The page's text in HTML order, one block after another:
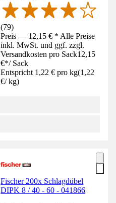
(79)
Preis — 12,15 € * Alle Preise
inkl. MwSt. und ggf. zzgl.
Versandkosten pro Sack12,15
€*/ Sack
Entspricht 1,22 € pro kg(1,22
€/ kg)
Fischer 200x Schlagdübel
DIPK 8 / 40 - 60 - 041866